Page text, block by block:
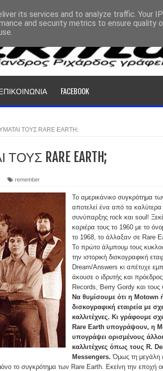
FACEBOOK
ΤΟΥΣ RARE EARTH;
RARE EARTH;
remember
Το αμερικάνικο συγκρότημα
αποτελεί ένα από τα καλύτερα
συνύπαρξης rock και soul!
καριέρα τους το 1960 με το
το 1968, το άλλαξαν σε Rare
Το πρώτο άλμπουμ τους
την ιστορική δισκογραφική
Dream/Answers κι απέτυχε
άκουσε ο ιδρυτής και
Records, Berry Gordy και
Να θυμίσουμε ότι η Motown
δισκογραφική εταιρεία με
καλλιτέχνες. Κι γράφουμε
Rare Earth υπογράψουν, η
υπογράψει ορισμένους
καλλιτέχνες όπως τους R.
Messengers.Όμως τη μεγάλη
το συγκρότημα των Rare Earth. Εκείνη την εποχή
its services and to analyze traffic. Your
and security metrics to ensure quality